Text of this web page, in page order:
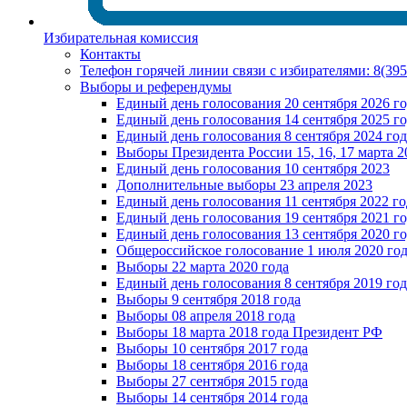
Избирательная комиссия
Контакты
Телефон горячей линии связи с избирателями:
Выборы и референдумы
Единый день голосования 20 сентября 2026
Единый день голосования 14 сентября 2025
Единый день голосования 8 сентября 2024
Выборы Президента России 15, 16, 17 марта
Единый день голосования 10 сентября 2023
Дополнительные выборы 23 апреля 2023
Единый день голосования 11 сентября 2022
Единый день голосования 19 сентября 2021
Единый день голосования 13 сентября 2020
Общероссийское голосование 1 июля 2020
Выборы 22 марта 2020 года
Единый день голосования 8 сентября 2019
Выборы 9 сентября 2018 года
Выборы 08 апреля 2018 года
Выборы 18 марта 2018 года Президент РФ
Выборы 10 сентября 2017 года
Выборы 18 сентября 2016 года
Выборы 27 сентября 2015 года
Выборы 14 сентября 2014 года